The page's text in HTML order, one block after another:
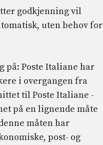
godkjenning vil
uten behov for
på: Poste Italiane har
i overgangen fra
til Poste Italiane -
på en lignende måte
måten har
post- og